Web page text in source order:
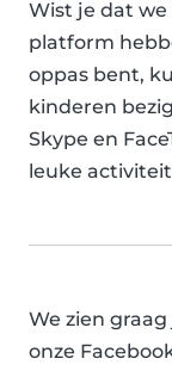
Wist je dat
platform
oppas bent,
kinderen
Skype en
leuke
We zien
onze